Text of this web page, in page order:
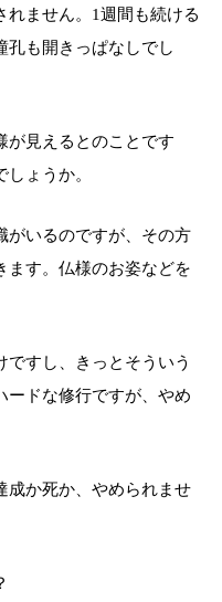
れません。1週間も続ける
孔も開きっぱなしでし
見えるとのことです
ょうか。
がいるのですが、その方
ます。仏様のお姿などを
すし、きっとそういう
ードな修行ですが、やめ
成か死か、やめられませ